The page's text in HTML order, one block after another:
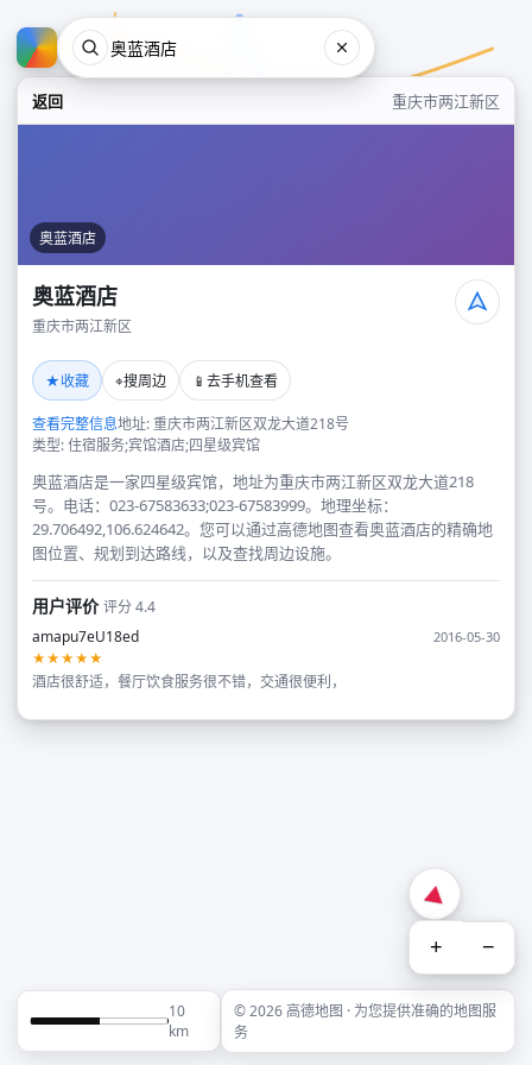
返回 重庆市两江新区
奥蓝酒店
奥蓝酒店
重庆市两江新区
★收藏 ⌖搜周边 📱 去手机查看
查看完整信息地址: 重庆市两江新区双龙大道218号
类型: 住宿服务;宾馆酒店;四星级宾馆
奥蓝酒店是一家四星级宾馆，地址为重庆市两江新区双龙大道218
号。电话：023-67583633;023-67583999。地理坐标：
29.706492,106.624642。您可以通过高德地图查看奥蓝酒店的精确地
图位置、规划到达路线，以及查找周边设施。
用户评价评分 4.4
amapu7eU18ed
2016-05-30
★★★★★
酒店很舒适，餐厅饮食服务很不错，交通很便利，
+ −
10
km
© 2026 高德地图 · 为您提供准确的地图服
务